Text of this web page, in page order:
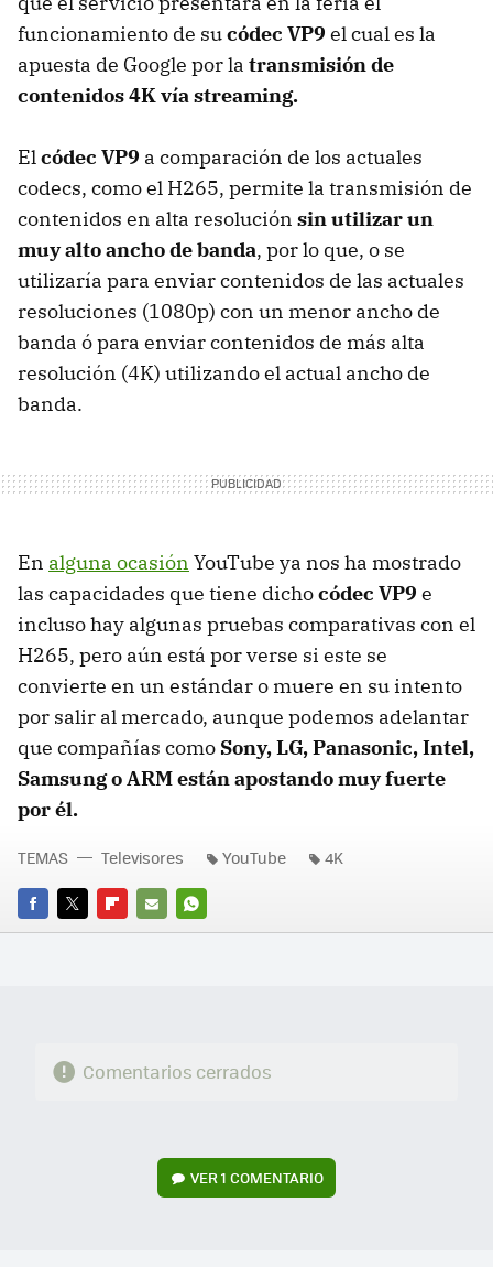
funcionamiento de sucódec VP9 el cual es la
apuesta de Google por la transmisión de
contenidos 4K vía streaming.
El códec VP9 a comparación de los actuales
codecs, como el H265, permite la transmisión de
contenidos en alta resolución sin utilizar un
muy alto ancho de banda, por lo que, o se
utilizaría para enviar contenidos de las actuales
resoluciones (1080p) con un menor ancho de
banda ó para enviar contenidos de más alta
resolución (4K) utilizando el actual ancho de
banda.
En alguna ocasión YouTube ya nos ha mostrado
las capacidades que tiene dichocódec VP9 e
incluso hay algunas pruebas comparativas con el
H265, pero aún está por verse si este se
convierte en un estándar o muere en su intento
por salir al mercado, aunque podemos adelantar
que compañías como Sony, LG, Panasonic, Intel,
Samsung o ARM están apostando muy fuerte
por él.
FACEBOOK
TWITTERFLIPBOARD
E-
WHATSAPP
TEMAS Televisores YouTube 4K
Comentarios cerrados
VER1 COMENTARIO